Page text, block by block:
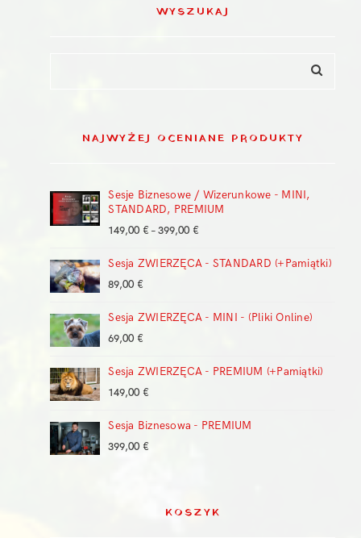
WYSZUKAJ
NAJWYŻEJ OCENIANE PRODUKTY
Sesje Biznesowe / Wizerunkowe - MINI,
STANDARD, PREMIUM
149,00 € – 399,00 €
od
399,00 €
Sesja ZWIERZĘCA - STANDARD (+Pamiątki)
89,00 €
Sesja ZWIERZĘCA - MINI - (Pliki Online)
69,00 €
Sesja ZWIERZĘCA - PREMIUM (+Pamiątki)
149,00 €
Sesja Biznesowa - PREMIUM
399,00 €
KOSZYK